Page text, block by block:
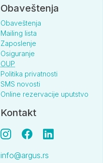
Obaveštenja
Obaveštenja
Mailing lista
Zaposlenje
Osiguranje
OUP
Politika privatnosti
SMS novosti
Online rezervacije uputstvo
Kontakt
info@argus.rs